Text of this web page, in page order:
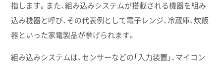
指します。また、組み込みシステムが搭載される機器を組み
込み機器と呼び、その代表例として電子レンジ、冷蔵庫、炊飯
器といった家電製品が挙げられます。
組み込みシステムは、センサーなどの「入力装置」、マイコン